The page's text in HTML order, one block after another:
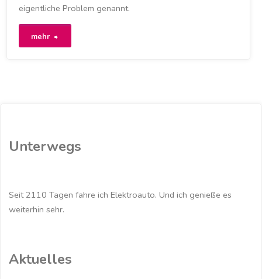
eigentliche Problem genannt.
mehr
mit
Unterwegs
Seit 2110 Tagen fahre ich Elektroauto. Und ich genieße es
weiterhin sehr.
Aktuelles